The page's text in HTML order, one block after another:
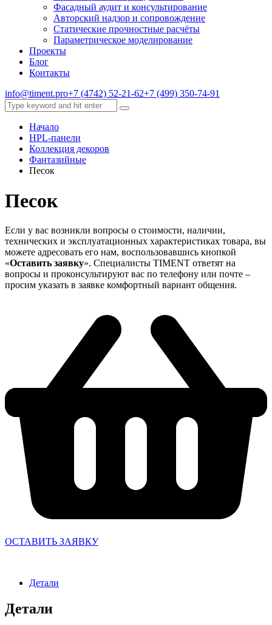
Фасадный аудит и консультирование
Авторский надзор и сопровождение
Статические прочностные расчёты
Параметрическое моделирование
Проекты
Блог
Контакты
info@timent.pro+7 (4742) 52-21-62+7 (499) 350-74-91
Начало
HPL-панели
Коллекция декоров
Фантазийные
Песок
Песок
Если у вас возникли вопросы о стоимости, наличии,
технических и эксплуатационных характеристиках товара, вы
можете адресовать его нам, воспользовавшись кнопкой
«Оставить заявку». Специалисты TIMENT ответят на
вопросы и проконсультируют вас по телефону или почте –
просим указать в заявке комфортный вариант общения.
ОСТАВИТЬ ЗАЯВКУ
Детали
Детали